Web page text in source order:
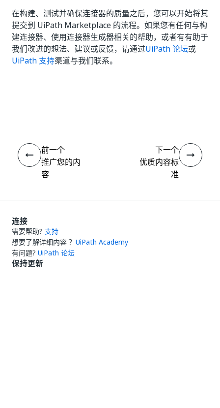
在构建、测试并确保连接器的质量之后，您可以开始将其
提交到 UiPath Marketplace 的流程。如果您有任何与构
建连接器、使用连接器生成器相关的帮助，或者有有助于
我们改进的想法、建议或反馈，请通过UiPath 论坛或
UiPath 支持渠道与我们联系。
前一个
推广您的内
容
下一个
优质内容标
准
连接
需要帮助? 支持
想要了解详细内容？ UiPath Academy
有问题? UiPath 论坛
保持更新